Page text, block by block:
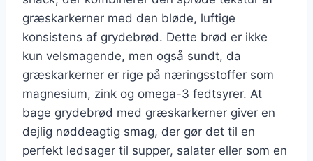
græskarkerner med den bløde, luftige
konsistens af grydebrød. Dette brød er ikke
kun velsmagende, men også sundt, da
græskarkerner er rige på næringsstoffer som
magnesium, zink og omega-3 fedtsyrer. At
bage grydebrød med græskarkerner giver en
dejlig nøddeagtig smag, der gør det til en
perfekt ledsager til supper, salater eller som en